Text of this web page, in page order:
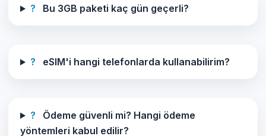
? Bu 3GB paketi kaç gün geçerli?
? eSIM'i hangi telefonlarda kullanabilirim?
?
Ödeme güvenli mi? Hangi ödeme
yöntemleri kabul edilir?